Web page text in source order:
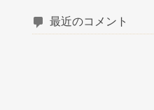
最近のコメント